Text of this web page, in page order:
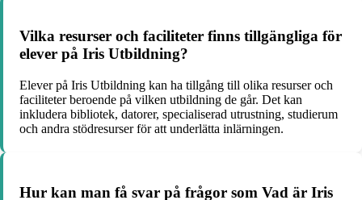
Vilka resurser och faciliteter finns tillgängliga för
elever på Iris Utbildning?
Elever på Iris Utbildning kan ha tillgång till olika resurser och
faciliteter beroende på vilken utbildning de går. Det kan
inkludera bibliotek, datorer, specialiserad utrustning, studierum
och andra stödresurser för att underlätta inlärningen.
Hur kan man få svar på frågor som Vad är Iris